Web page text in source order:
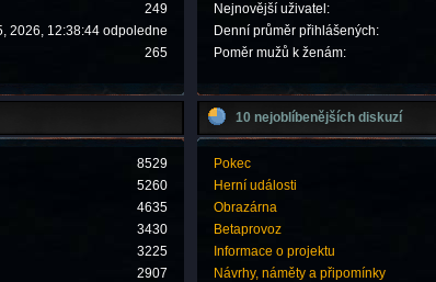
249
2026, 12:38:44 odpoledne
265
Nejnovější uživatel:
Denní průměr přihlášených:
Poměr mužů k ženám:
8529
5260
4635
3430
3225
2907
10 nejoblíbenějších diskuzí
Pokec
Herní události
Obrazárna
Betaprovoz
Informace o projektu
Návrhy, náměty a připomínky